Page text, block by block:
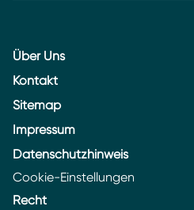
Über Uns
Kontakt
Sitemap
Impressum
Datenschutzhinweis
Cookie-Einstellungen
Recht